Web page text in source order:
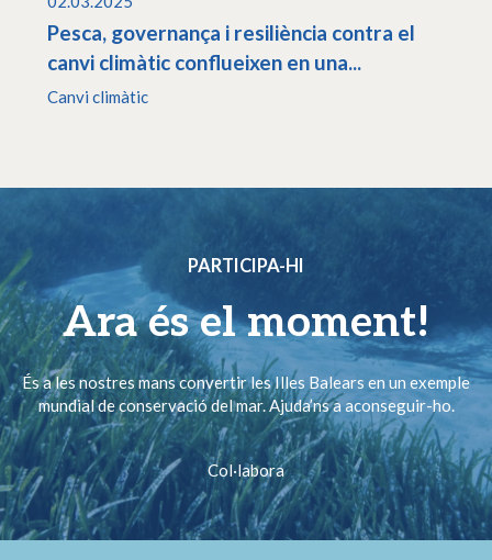
Pesca, governança i resiliència contra el
canvi climàtic conflueixen en una...
Canvi climàtic
PARTICIPA-HI
Ara és el moment!
És a les nostres mans convertir les Illes Balears en un exemple
mundial de conservació del mar. Ajuda’ns a aconseguir-ho.
Col·labora